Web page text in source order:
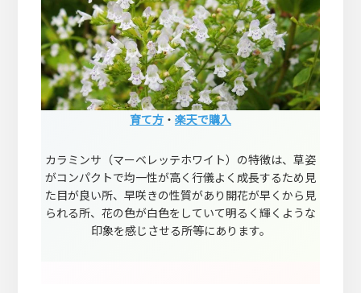
育て方 ・ 楽天で購入
カラミンサ（マーベレッテホワイト）の特徴は、草姿
がコンパクトで均一性が高く行儀よく成長するため見
た目が良い所、早咲きの性質があり開花が早くから見
られる所、花の色が白色をしていて明るく輝くような
印象を感じさせる所等にあります。